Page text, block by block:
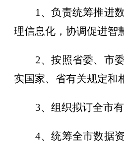
1、负责统筹推进
理信息化，协调促进智
2、按照省委、市
实国家、省有关规定和
3、 组织拟订全市
4、统筹全市数据